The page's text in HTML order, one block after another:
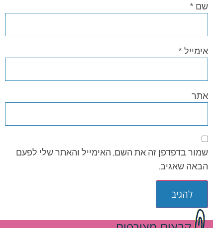
שם *
אימייל *
אתר
שמור בדפדפן זה את השם, האימייל והאתר שלי לפעם
הבאה שאגיב.